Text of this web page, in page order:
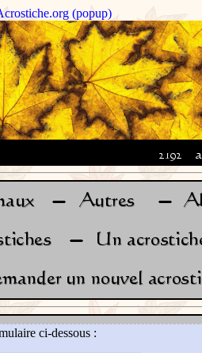
(popup)
ci-dessous :